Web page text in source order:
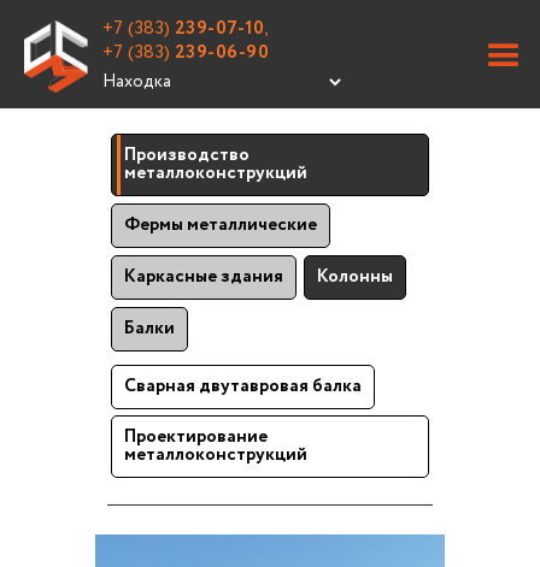
+7 (383) 239-07-10,
+7 (383) 239-06-90
Производство
металлоконструкций
Фермы металлические
Каркасные здания
Колонны
Балки
Сварная двутавровая балка
Проектирование
металлоконструкций